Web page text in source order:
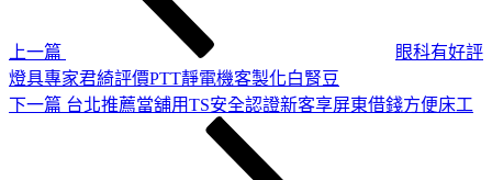
上一篇
眼科有好評
燈具專家君綺評價PTT靜電機客製化白腎豆
下
下一篇 台北推薦當舖用TS安全認證新客享屏東借錢方便床工